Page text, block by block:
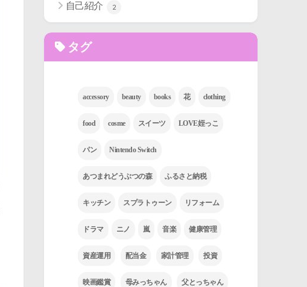
自己紹介 2
タグ
accessory beauty books 花 clothing
food cosme スイーツ LOVE姪っこ
パン Nintendo Switch
あつまれどうぶつの森 ふるさと納税
キッチン スプラトゥーン リフォーム
ドラマ ニノ 嵐 音楽 健康管理
資産運用 配当金 家計管理 投資
映画鑑賞 母みっちゃん 父とっちゃん